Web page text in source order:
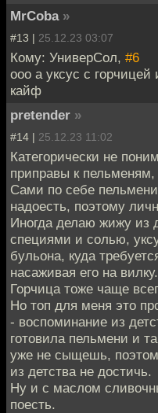
MrCoba »
#13 | 25.12.23 03:07
Кому: УниверСол, #6
ооо а уксус с
кайф
pretender »
#14 | 25.12.23 11:02
Категорически не
приправы к
Сами по себе
надоесть, поэтому
Иногда делаю жижу из
специями и солью,
бульона, куда
насаживая его на вилку.
Горчица тоже чаще
Но топ для меня это
- воспоминание из
готовила пельмени и
уже не сыщешь,
из детства не достичь.
Ну и с маслом
поесть.